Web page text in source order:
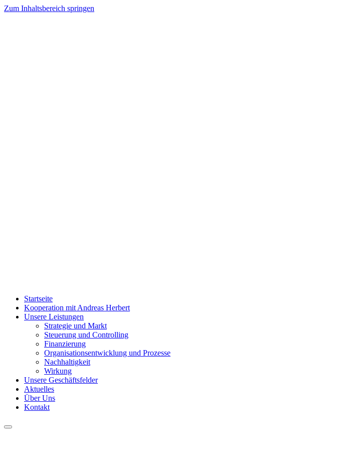
Zum Inhaltsbereich springen
Startseite
Kooperation mit Andreas Herbert
Unsere Leistungen
Strategie und Markt
Steuerung und Controlling
Finanzierung
Organisationsentwicklung und Prozesse
Nachhaltigkeit
Wirkung
Unsere Geschäftsfelder
Aktuelles
Über Uns
Kontakt